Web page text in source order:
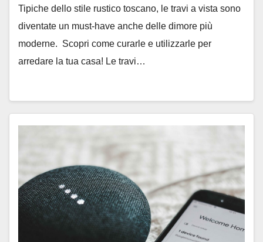
Tipiche dello stile rustico toscano, le travi a vista sono
diventate un must-have anche delle dimore più
moderne. Scopri come curarle e utilizzarle per
arredare la tua casa! Le travi…